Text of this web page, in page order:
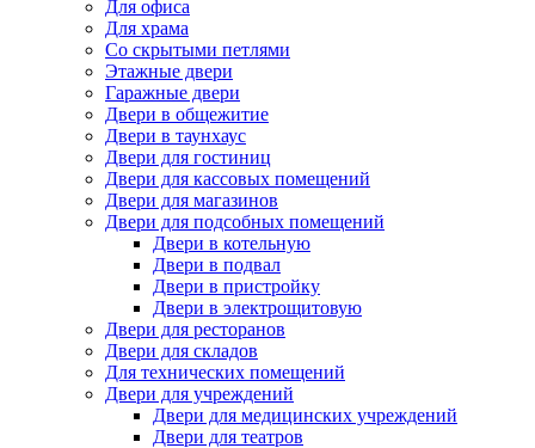
Для офиса
Для храма
Со скрытыми петлями
Этажные двери
Гаражные двери
Двери в общежитие
Двери в таунхаус
Двери для гостиниц
Двери для кассовых помещений
Двери для магазинов
Двери для подсобных помещений
Двери в котельную
Двери в подвал
Двери в пристройку
Двери в электрощитовую
Двери для ресторанов
Двери для складов
Для технических помещений
Двери для учреждений
Двери для медицинских учреждений
Двери для театров